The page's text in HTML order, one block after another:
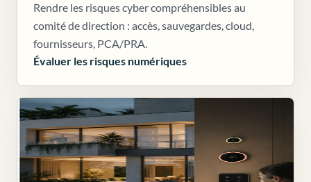
Rendre les risques cyber compréhensibles au
comité de direction : accès, sauvegardes, cloud,
fournisseurs, PCA/PRA.
Évaluer les risques numériques